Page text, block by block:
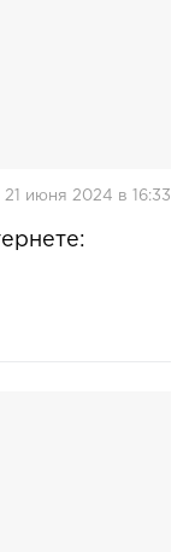
21 июня 2024 в 16:33